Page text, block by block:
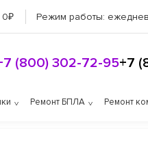
0₽ Режим работы:
(800) 302-72-95+7
Ремонт БПЛА Ремонт